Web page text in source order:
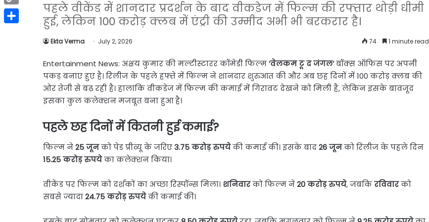
पहले वीकेंड में शानदार प्रदर्शन के बाद वीकडेज में फिल्म की रफ्तार थोड़ी धीमी
हुई, लेकिन 100 करोड़ क्लब में एंट्री की उम्मीद अभी भी बरकरार है।
Ekta Verma July 2, 2026 74 1 minute read
Entertainment News: अक्षय कुमार की मल्टीस्टारर कॉमेडी फिल्म‘वेलकम टू द जंगल’बॉक्स ऑफिस पर अपनी
पकड़ बनाए हुए है। रिलीज के पहले हफ्ते में फिल्म ने शानदार शुरुआत की और अब छह दिनों में 100 करोड़ क्लब की
ओर तेजी से बढ़ रही है। हालांकि वीकडेज में फिल्म की कमाई में गिरावट देखने को मिली है, लेकिन इसके बावजूद
इसका कुल कलेक्शन मजबूत बना हुआ है।
पहले छह दिनों में कितनी हुई कमाई?
फिल्म ने25 जूनको पेड प्रीव्यू के जरिए3.75 करोड़ रुपयेकी कमाई की। इसके बाद26 जूनको रिलीज के पहले दिन
15.25 करोड़ रुपयेका कलेक्शन किया।
वीकेंड पर फिल्म को दर्शकों का अच्छा रिस्पॉन्स मिला। शनिवारको फिल्म ने20 करोड़ रुपये, जबकिरविवारको
सबसे ज्यादा24.75 करोड़ रुपयेकी कमाई की।
Copy
Link